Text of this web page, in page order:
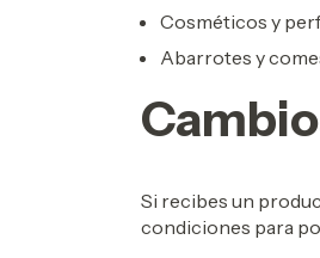
Cosméticos y
Abarrotes y
Si recibes un
condiciones para